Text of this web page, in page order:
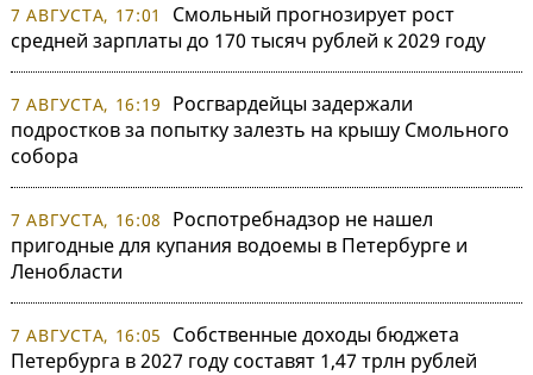
7 АВГУСТА, 17:01
Смольный прогнозирует рост
средней зарплаты до 170 тысяч рублей к 2029 году
7 АВГУСТА, 16:19
Росгвардейцы задержали
подростков за попытку залезть на крышу Смольного
собора
7 АВГУСТА, 16:08
Роспотребнадзор не нашел
пригодные для купания водоемы в Петербурге и
Ленобласти
7 АВГУСТА, 16:05
Собственные доходы бюджета
Петербурга в 2027 году составят 1,47 трлн рублей